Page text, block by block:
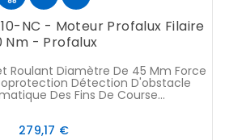
NC - Moteur Profalux Filaire
Nm - Profalux
Roulant Diamètre De 45 Mm Force
Détection D'obstacle
Des Fins De Course...
279,17 €Prix